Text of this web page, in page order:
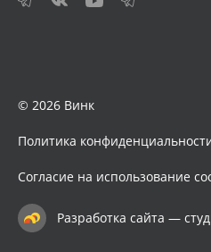
© 2026 Винк
Политика
Согласие на использование
Разработка сайта —